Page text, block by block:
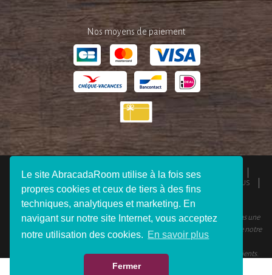
Le site AbracadaRoom utilise à la fois ses
propres cookies et ceux de tiers à des fins
techniques, analytiques et marketing. En
navigant sur notre site Internet, vous acceptez
notre utilisation des cookies. En savoir plus
Fermer
Nos moyens de paiement
QUI SOMMES-NOUS ? ESPACE PRESSE
MENTIONS LÉGALES
REJOIGNEZ-NOUS
CONNEXION VOYAGEUR
FAQ CONTACTEZ-NOUS
© 2012 - 2026 AbracadaRoom Tous droits réservés. AbracadaRoom n’est pas une
agence de voyage et ne facture aucun frais de service pour les utilisateurs de notre
AbracadaRoom.com a une note moyenne de 4.6 sur 5 basée sur 451
avis clients.